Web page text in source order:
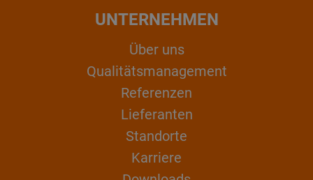
UNTERNEHMEN
Über uns
Qualitätsmanagement
Referenzen
Lieferanten
Standorte
Karriere